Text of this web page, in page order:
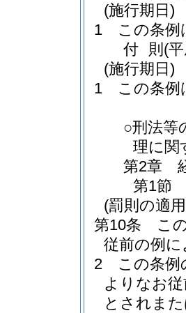
(施行期日)
1
この条例
付 則 (
(施行期日)
1
この条例
○刑法等
理に関
第2章
第1節
(罰則の適
第10条
こ
従前の例
2
この条例
よりなお
とされま